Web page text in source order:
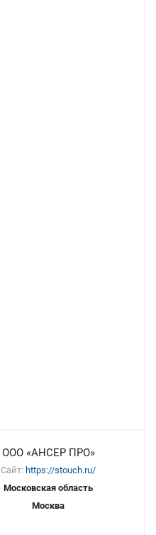
ООО «АНСЕР ПРО»
Сайт: https://stouch.ru/
Московская область
Москва